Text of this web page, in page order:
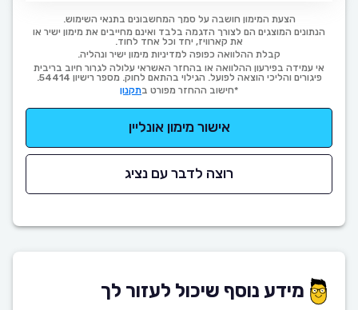
הצעת המימון חושבה על סמך המחשבונים בתנאי השימוש.
הנתונים המוצגים הם לצורך הדגמה בלבד ואינם מחייבים את מימון ישיר או
את קארוויז, יחד וכל אחד לחוד.
קבלת ההלוואה כפופה למדיניות מימון ישיר ונהליה.
אי עמידה בפירעון ההלוואה או בהחזר האשראי עלולה לגרור חיוב בריבית
פיגורים והליכי הוצאה לפועל. הגילוי בהתאם לחוק. מספר רישיון 54414.
*חישוב ההחזר מפורט בתקנון
אישור מימון אונליין
רוצה לדבר עם נציג
מידע נוסף שיכול לעזור לך